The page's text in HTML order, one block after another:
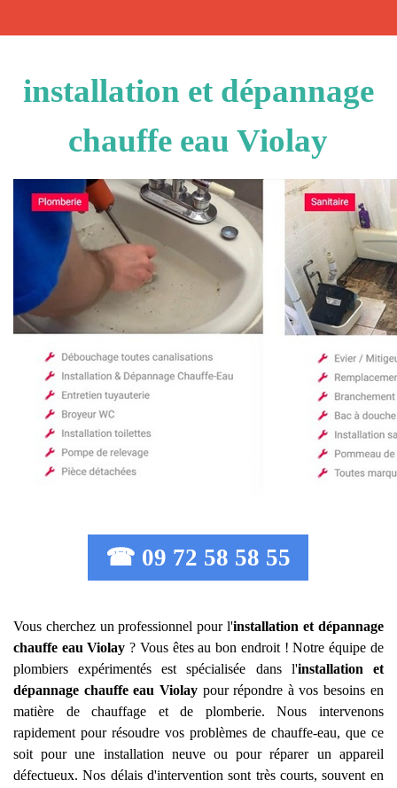
installation et dépannage
chauffe eau Violay
☎ 09 72 58 58 55
Vous cherchez un professionnel pour l'installation et dépannage
chauffe eau Violay ? Vous êtes au bon endroit ! Notre équipe de
plombiers expérimentés est spécialisée dans l'installation et
dépannage chauffe eau Violaypour répondre à vos besoins en
matière de chauffage et de plomberie. Nous intervenons
rapidement pour résoudre vos problèmes de chauffe-eau, que ce
soit pour une installation neuve ou pour réparer un appareil
défectueux. Nos délais d'intervention sont très courts, souvent en